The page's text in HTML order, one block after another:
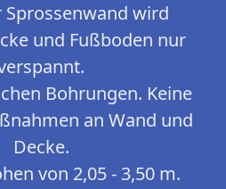
Sprossenwand wird
und Fußboden nur
Bohrungen. Keine
an Wand und
Decke.
von 2,05 - 3,50 m.